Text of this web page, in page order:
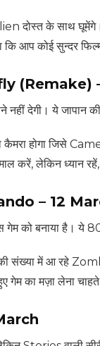
दोस्त के साथ घूमेंगे।
आप कोई सुन्दर
(Remake)
देगी। ये जापान
कैमरा होगा जिसे
करें, लेकिन ध्यान
– 12
को बनाया है। ये
संख्या में आ रहे
गेम का मज़ा लेना